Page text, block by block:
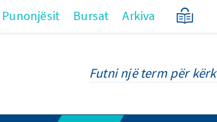
Punonjësit Bursat Arkiva